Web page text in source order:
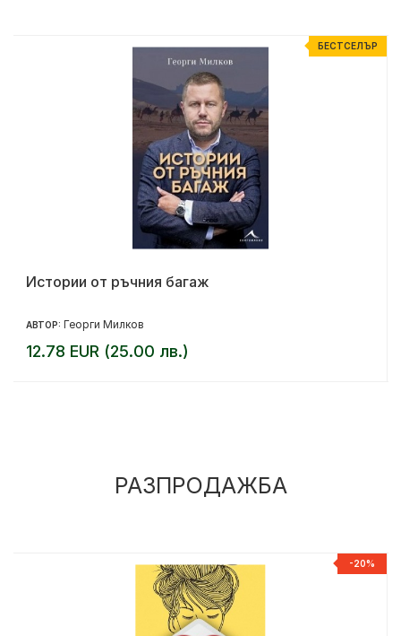
БЕСТСЕЛЪР
Истории от ръчния багаж
АВТОР: Георги Милков
12.78 EUR (25.00 лв.)
РАЗПРОДАЖБА
-20%